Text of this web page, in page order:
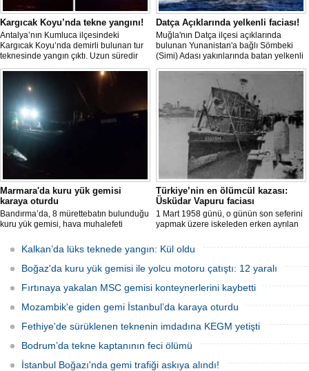
Kargıcak Koyu’nda tekne yangını!
Antalya’nın Kumluca ilçesindeki
Kargıcak Koyu’nda demirli bulunan tur
teknesinde yangın çıktı. Uzun süredir
kullanılmadığı belirtilen ve içerisinde
kimsenin bulunmadığı tekne, itfaiyenin
karadan müdahale edememesi
nedeniyle tamamen yanarak
kullanılamaz hale geldi.
Datça Açıklarında yelkenli faciası!
Muğla'nın Datça ilçesi açıklarında
bulunan Yunanistan'a bağlı Sömbeki
(Simi) Adası yakınlarında batan yelkenli
teknedeki 9 kişiden 8'i sağ olarak
kurtarılırken, kaybolan 1 kişi için deniz
ve havadan geniş çaplı arama kurtarma
çalışması başlatıldı.
Marmara'da kuru yük gemisi
karaya oturdu
Bandırma’da, 8 mürettebatın bulunduğu
kuru yük gemisi, hava muhalefeti
kurtarma çalışmaları sürüyor.
Türkiye’nin en ölümcül kazası:
Üsküdar Vapuru faciası
1 Mart 1958 günü, o günün son seferini
yapmak üzere iskeleden erken ayrılan
dönemedi.
Kalkan’da lüks teknede yangın: Kül oldu
Boğaz'da kuru yük gemisi ile yolcu motoru çatıştı: 12 yaralı
Fırtınaya yakalan MSC gemisi konteynerlerini kaybetti
Mozambik'e giden gemi İstanbul’da karaya oturdu
Fethiye'de sürüklenen teknenin imdadına KEGM yetişti
Bodrum’da tekne kaptanının feci ölümü
İstanbul Boğazı'nda gemi trafiği askıya alındı!